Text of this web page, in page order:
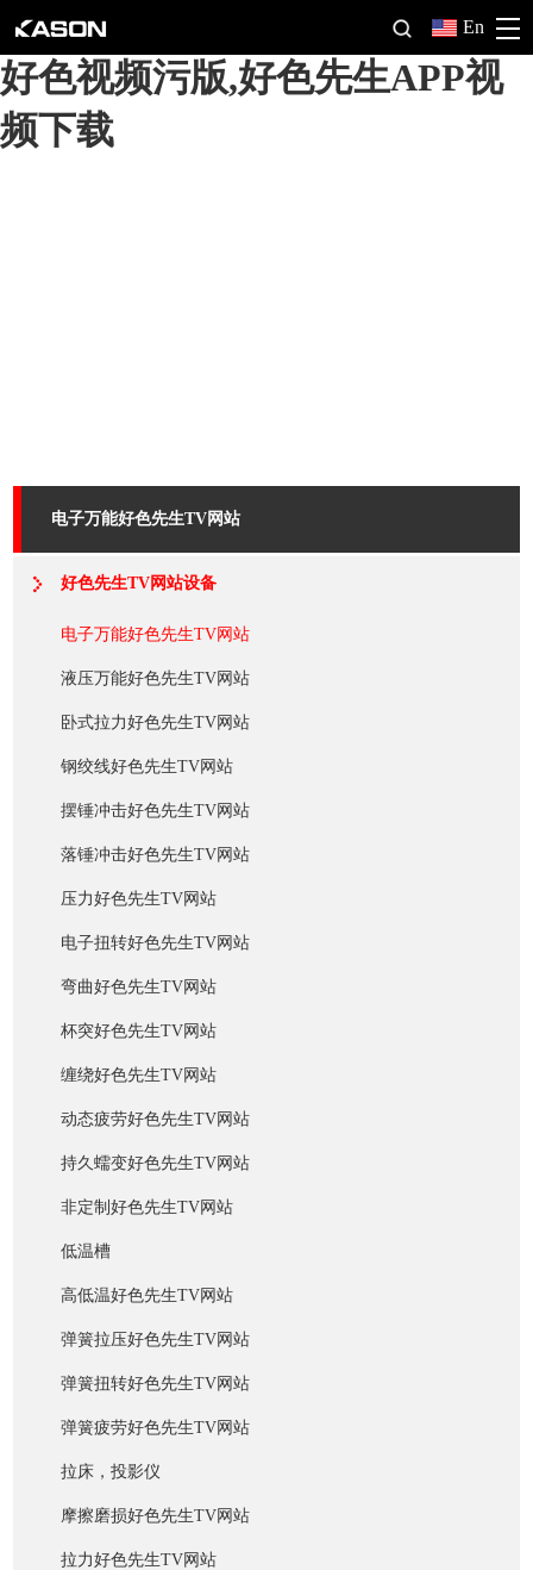
好色先生软件,好色先生TV网站,
好色视频污版,好色先生APP视
频下载
En
电子万能好色先生TV网站
好色先生TV网站设备
电子万能好色先生TV网站
液压万能好色先生TV网站
卧式拉力好色先生TV网站
钢绞线好色先生TV网站
摆锤冲击好色先生TV网站
落锤冲击好色先生TV网站
压力好色先生TV网站
电子扭转好色先生TV网站
弯曲好色先生TV网站
杯突好色先生TV网站
缠绕好色先生TV网站
动态疲劳好色先生TV网站
持久蠕变好色先生TV网站
非定制好色先生TV网站
低温槽
高低温好色先生TV网站
弹簧拉压好色先生TV网站
弹簧扭转好色先生TV网站
弹簧疲劳好色先生TV网站
拉床，投影仪
摩擦磨损好色先生TV网站
拉力好色先生TV网站